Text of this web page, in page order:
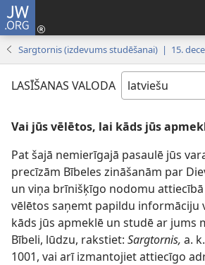
JW.ORG
LASĪŠANAS VALODA
Vai jūs vēlētos, lai kāds jūs
Pat šajā nemierīgajā pasaulē jūs
precīzām Bībeles zināšanām par
un viņa brīnišķīgo nodomu attiecībā
vēlētos saņemt papildu informāciju
kāds jūs apmeklē un studē ar jums
Bībeli, lūdzu, rakstiet: Sargtornis, a.
1001, vai arī izmantojiet attiecīgo